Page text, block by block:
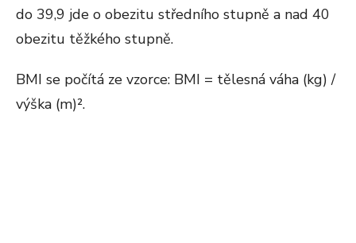
do 39,9 jde o obezitu středního stupně a nad 40
obezitu těžkého stupně.
BMI se počítá ze vzorce: BMI = tělesná váha (kg) /
výška (m)².